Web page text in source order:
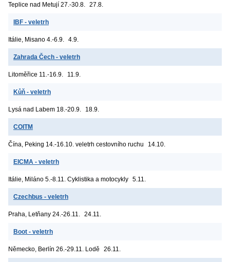
Teplice nad Metují 27.-30.8. 27.8.
IBF - veletrh
Itálie, Misano 4.-6.9. 4.9.
Zahrada Čech - veletrh
Litoměřice 11.-16.9. 11.9.
Kůň - veletrh
Lysá nad Labem 18.-20.9. 18.9.
COITM
Čína, Peking 14.-16.10. veletrh cestovního ruchu 14.10.
EICMA - veletrh
Itálie, Miláno 5.-8.11. Cyklistika a motocykly 5.11.
Czechbus - veletrh
Praha, Letňany 24.-26.11. 24.11.
Boot - veletrh
Německo, Berlín 26.-29.11. Lodě 26.11.